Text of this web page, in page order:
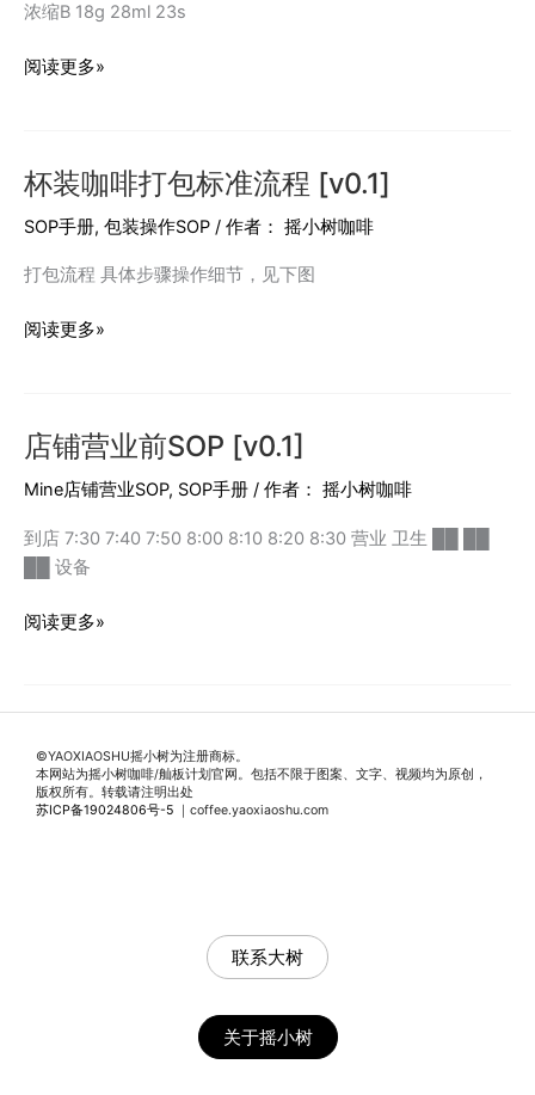
浓缩B 18g 28ml 23s
咖
SOP
阅读更多»
杯装咖啡打包标准流程 [v0.1]
SOP手册, 包装操作SOP / 作者： 摇小树咖啡
打包流程 具体步骤操作细节，见下图
杯
打
标
准
流
程
[v0.1]
阅读更多»
店铺营业前SOP [v0.1]
Mine店铺营业SOP, SOP手册 / 作者： 摇小树咖啡
到店 7:30 7:40 7:50 8:00 8:10 8:20 8:30 营业 卫生 ██ ██
██ 设备
店
SOP
[v0.1]
阅读更多»
©️YAOXIAOSHU摇小树为注册商标。
本网站为摇小树咖啡/舢板计划官网。包括不限于图案、文字、视频均为原创，
版权所有。转载请注明出处
苏ICP备19024806号-5 ｜coffee.yaoxiaoshu.com
联系大树
关于摇小树